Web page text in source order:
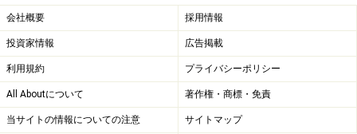
会社概要 採用情報
投資家情報 広告掲載
利用規約 プライバシーポリシー
All Aboutについて 著作権・商標・免責
当サイトの情報についての注意 サイトマップ